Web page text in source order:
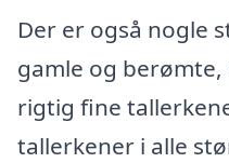
Der er også nogle
gamle og
rigtig fine
tallerkener i alle